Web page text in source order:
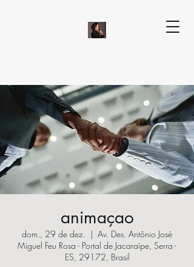
animaçao
dom., 29 de dez.
  |
Av. Des. Antônio José
Miguel Feu Rosa - Portal de Jacaraípe, Serra -
ES, 29172, Brasil